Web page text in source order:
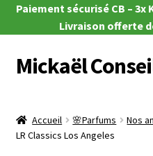
Paiement sécurisé CB – 3x
Livraison offerte
Aller
à
navigation
Aller
au
Mickaël
🌿Aloe Vera
Accueil 🌸Parfums Nos
LR Classics Los Angeles